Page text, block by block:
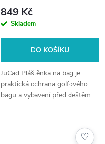
849 Kč
Skladem
DO KOŠÍKU
JuCad Pláštěnka na bag je
praktická ochrana golfového
bagu a vybavení před deštěm.
Rychleschnoucí a odolný
kompaktní provedení z ní dělají
♡